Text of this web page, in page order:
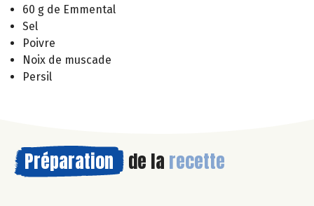
60 g de Emmental
Sel
Poivre
Noix de muscade
Persil
Préparation de la recette